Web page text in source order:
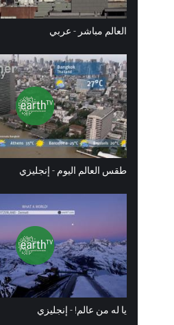
العالم مباشر - عربي
طقس العالم اليوم - إنجليزي
يا له من عالم! - إنجليزي